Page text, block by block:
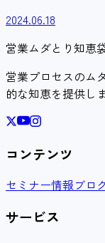
2024.06.18
営業ムダとり知恵
営業プロセスのム
的な知恵を提供し
コンテンツ
セミナー情報ブロ
サービス